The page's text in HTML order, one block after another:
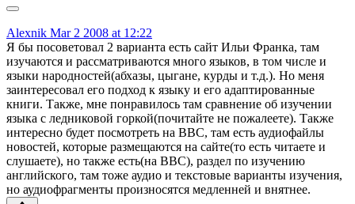
Alexnik Mar 2 2008 at 12:22
Я бы посоветовал 2 варианта есть сайт Ильи Франка, там
изучаются и рассматриваются много языков, в том числе и
языки народностей(абхазы, цыгане, курды и т.д.). Но меня
заинтересовал его подход к языку и его адаптированные
книги. Также, мне понравилось там сравнение об изучении
языка с ледниковой горкой(почитайте не пожалеете). Также
интересно будет посмотреть на BBC, там есть аудиофайлы
новостей, которые размещаются на сайте(то есть читаете и
слушаете), но также есть(на BBC), раздел по изучению
английского, там тоже аудио и текстовые варианты изучения,
но аудиофрагменты произносятся медленней и внятнее.